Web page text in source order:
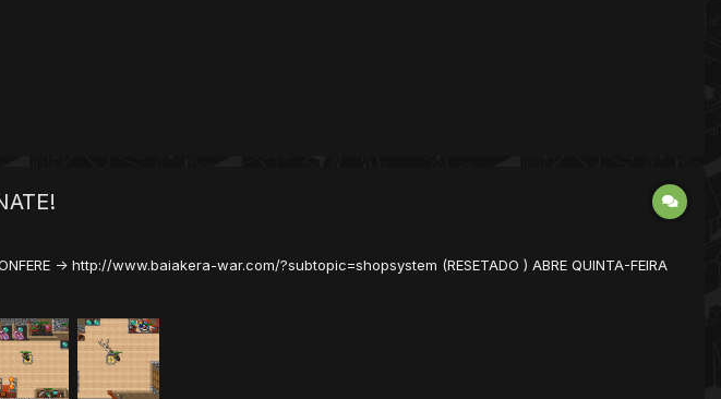
-> http://www.baiakera-war.com/?subtopic=shopsystem (RESETADO ) ABRE QUINTA-FEIRA